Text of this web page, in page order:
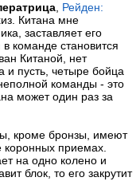
Рейден:
Китана мне
заставляет его
команде становится
Китаной, нет
и пусть, четыре бойца
команды - это
может один раз за
кроме бронзы, имеют
приемах.
на одно колено и
блок, то его закрутит